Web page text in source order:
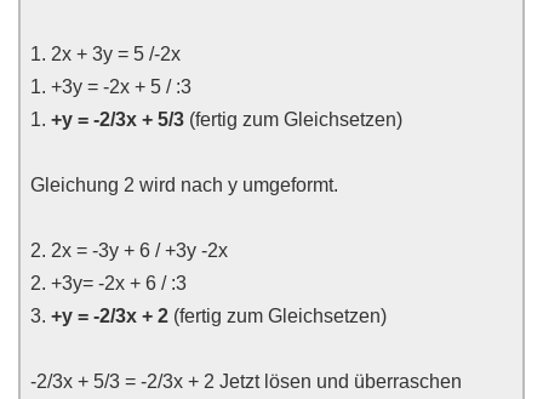
1. 2x + 3y = 5 /-2x
1. +3y = -2x + 5 / :3
1. +y = -2/3x + 5/3 (fertig zum Gleichsetzen)
Gleichung 2 wird nach y umgeformt.
2. 2x = -3y + 6 / +3y -2x
2. +3y= -2x + 6 / :3
3. +y = -2/3x + 2 (fertig zum Gleichsetzen)
-2/3x + 5/3 = -2/3x + 2 Jetzt lösen und überraschen